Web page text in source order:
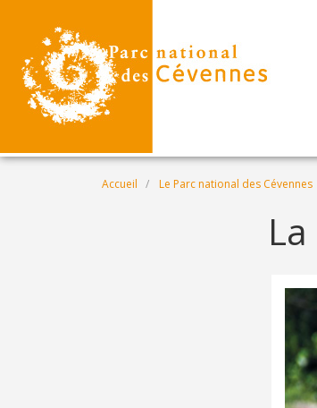
Fil d'Ariane
Accueil Le Parc national des Cévennes